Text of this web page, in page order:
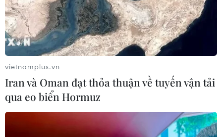
vietnamplus.vn
Iran và Oman đạt thỏa thuận về tuyến vận tải
qua eo biển Hormuz